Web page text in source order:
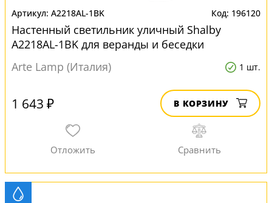
A2218AL-1BK 196120
Настенный светильник уличный Shalby
A2218AL-1BK для веранды и беседки
Arte Lamp (Италия)
1 шт.
1 643 ₽ В КОРЗИНУ